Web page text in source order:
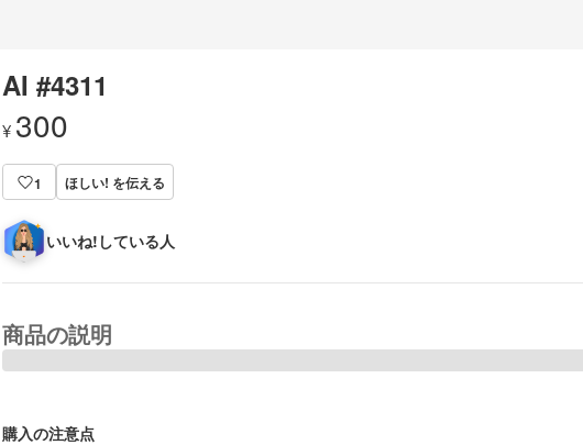
AI #4311
¥ 300
1 ほしい! を伝える
いいね!している人
商品の説明
購入の注意点